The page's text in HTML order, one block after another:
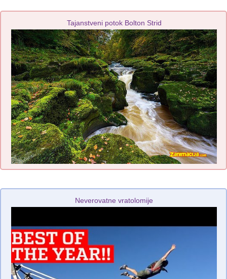
Tajanstveni potok Bolton Strid
Neverovatne vratolomije